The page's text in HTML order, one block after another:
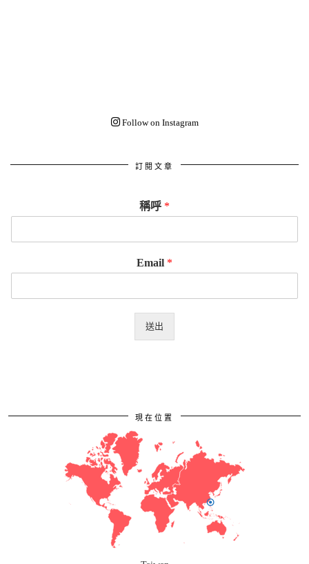
Follow on Instagram
訂閱文章
稱呼 *
Email *
送出
現在位置